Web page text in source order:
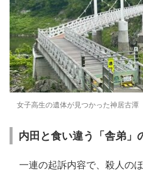
女子高生の遺体が見つかった神居古潭
内田と食い違う「舎弟」
一連の起訴内容で、殺人の